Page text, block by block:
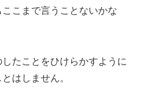
こまで言うことないかな
たことをひけらかすように
はしません。